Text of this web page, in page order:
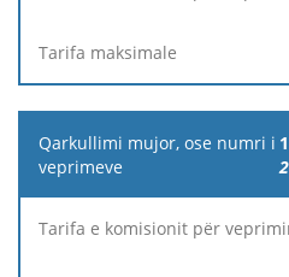
komisionit
për
veprimin
maksimale